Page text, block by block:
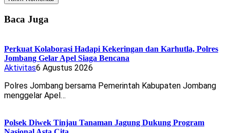
Baca Juga
Perkuat Kolaborasi Hadapi Kekeringan dan Karhutla, Polres
Jombang Gelar Apel Siaga Bencana
Aktivitas6 Agustus 2026
Polres Jombang bersama Pemerintah Kabupaten Jombang
menggelar Apel…
Polsek Diwek Tinjau Tanaman Jagung Dukung Program